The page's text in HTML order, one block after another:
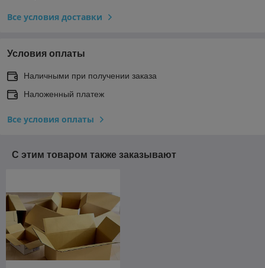
Все условия доставки
Условия оплаты
Наличными при получении заказа
Наложенный платеж
Все условия оплаты
С этим товаром также заказывают